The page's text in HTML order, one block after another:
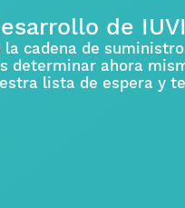
de
cadena de
determinar ahora
lista de espera y